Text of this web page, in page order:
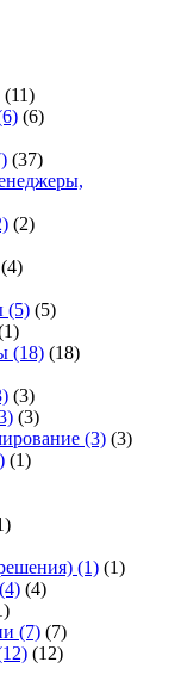
(11)
(6)
(37)
(2)
(4)
(5) (5)
(18) (18)
(3)
(3)
(3) (3)
(1)
(1) (1)
(4) (4)
(7) (7)
(12)